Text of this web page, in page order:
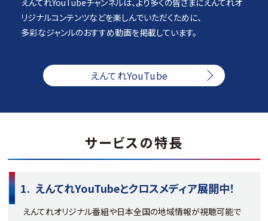
えんてれYouTubeチャンネルは、より多くの皆さまにえんてれオ
リジナルコンテンツなどを楽しんでいただくために、
多彩なジャンルのおすすめ動画を掲載しています。
えんてれYouTube
サービスの特長
えんてれYouTubeとクロスメディア展開中！
えんてれオリジナル番組や日本全国の地域情報が視聴可能で